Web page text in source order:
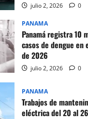
julio 2, 2026 0
PANAMA
Panamá registra 10
casos de dengue
de 2026
julio 2, 2026 0
PANAMA
Trabajos de
eléctrica del 20 al